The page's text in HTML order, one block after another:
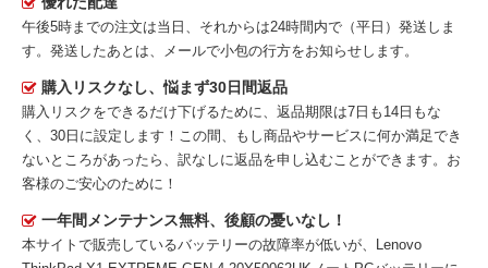
午後5時までの注文は当日、それからは24時間内で（平日）発送しま
す。発送したあとは、メールで小包の行方をお知らせします。
購入リスクなし、悩まず30日間返品
購入リスクをできるだけ下げるために、返品期限は7日も14日もな
く、30日に設定します！この間、もし商品やサービスに何か満足でき
ないところがあったら、訳なしに返品を申し込むことができます。お
客様のご安心のために！
一年間メンテナンス無料、後顧の憂いなし！
本サイトで販売しているバッテリーの故障率が低いが、
Lenovo